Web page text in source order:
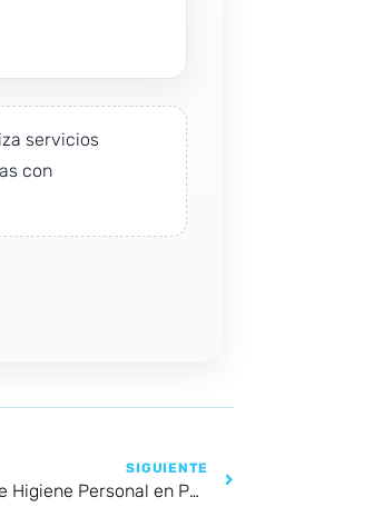
servicios
con
SIGUIENTE
Estudio de Cosmética e Higiene Personal en Perú 2024